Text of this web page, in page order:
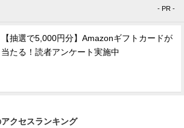
- PR -
【抽選で5,000円分】Amazonギフトカードが
当たる！読者アンケート実施中
アクセスランキング